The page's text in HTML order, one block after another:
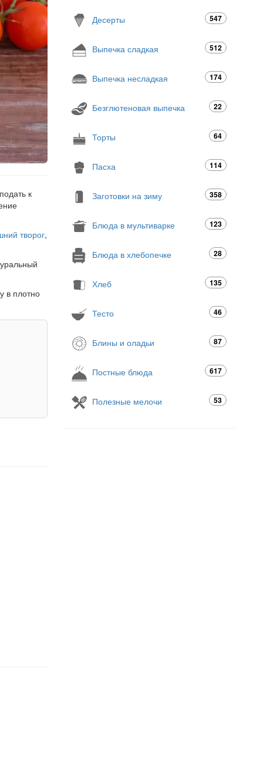
к
творог,
в плотно
Десерты 547
Выпечка сладкая 512
Выпечка несладкая 174
Безглютеновая выпечка 22
Торты 64
Пасха 114
Заготовки на зиму 358
Блюда в мультиварке 123
Блюда в хлебопечке 28
Хлеб 135
Тесто 46
Блины и оладьи 87
Постные блюда 617
Полезные мелочи 53